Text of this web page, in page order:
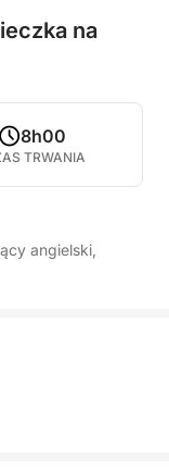
na
8h00
TRWANIA
angielski,